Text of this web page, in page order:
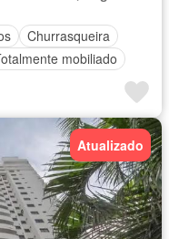
Churrasqueira
mobiliado
Atualizado